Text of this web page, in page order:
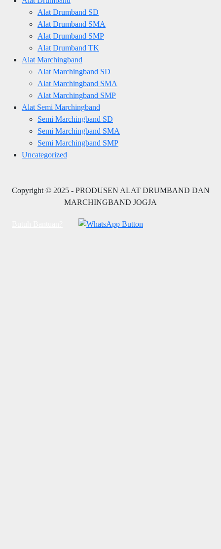
Alat Drumband SD
Alat Drumband SMA
Alat Drumband SMP
Alat Drumband TK
Alat Marchingband
Alat Marchingband SD
Alat Marchingband SMA
Alat Marchingband SMP
Alat Semi Marchingband
Semi Marchingband SD
Semi Marchingband SMA
Semi Marchingband SMP
Uncategorized
Copyright © 2025 - PRODUSEN ALAT DRUMBAND DAN
MARCHINGBAND JOGJA